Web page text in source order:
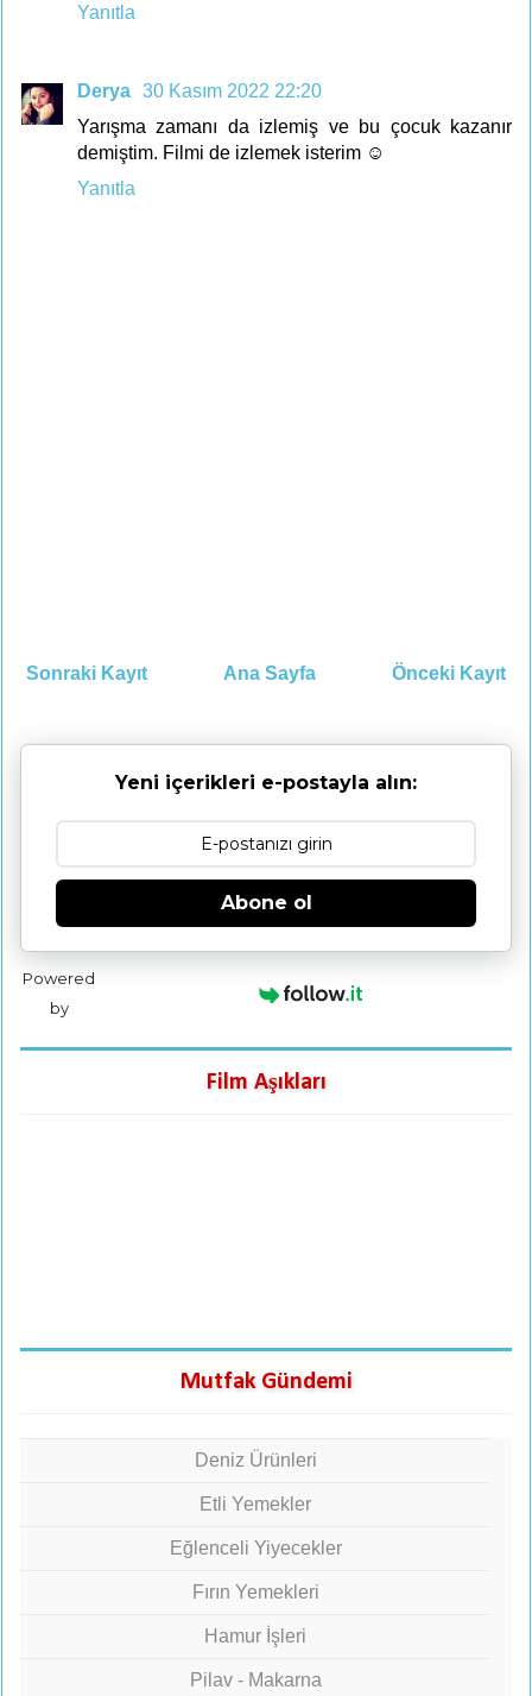
Yanıtla
Derya 30 Kasım 2022 22:20
Yarışma zamanı da izlemiş ve bu çocuk kazanır
demiştim. Filmi de izlemek isterim ☺️
Yanıtla
Sonraki Kayıt Önceki Kayıt
Ana Sayfa
Yeni içerikleri e-postayla alın:
Abone ol
Powered
by
Film Aşıkları
Mutfak Gündemi
Deniz Ürünleri
Etli Yemekler
Eğlenceli Yiyecekler
Fırın Yemekleri
Hamur İşleri
Pilav - Makarna